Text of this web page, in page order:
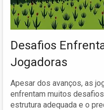
Desafios
Jogadoras
Apesar dos avanços, as
enfrentam muitos
estrutura adequada e o